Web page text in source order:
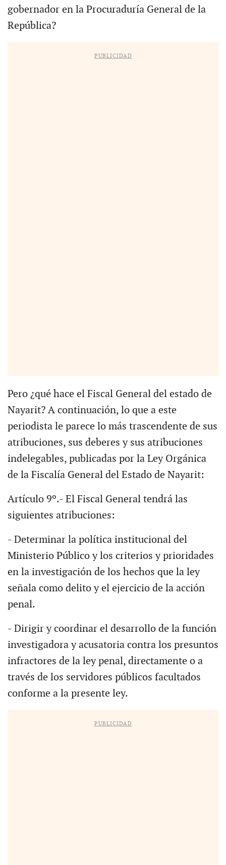
gobernador en la Procuraduría General de la
República?
PUBLICIDAD
Pero ¿qué hace el Fiscal General del estado de
Nayarit? A continuación, lo que a este
periodista le parece lo más trascendente de sus
atribuciones, sus deberes y sus atribuciones
indelegables, publicadas por la Ley Orgánica
de la Fiscalía General del Estado de Nayarit:
Artículo 9º.- El Fiscal General tendrá las
siguientes atribuciones:
- Determinar la política institucional del
Ministerio Público y los criterios y prioridades
en la investigación de los hechos que la ley
señala como delito y el ejercicio de la acción
penal.
- Dirigir y coordinar el desarrollo de la función
investigadora y acusatoria contra los presuntos
infractores de la ley penal, directamente o a
través de los servidores públicos facultados
conforme a la presente ley.
PUBLICIDAD